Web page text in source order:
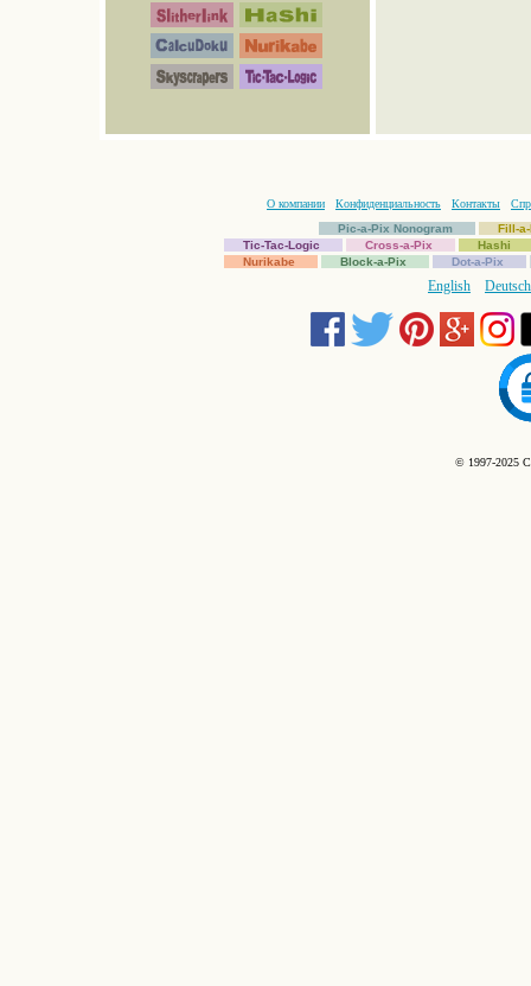
О компании Конфиденциальность Контакты
Pic-a-Pix Nonogram
Fill-
Tic-Tac-Logic
Cross-a-Pix
Hashi
Nurikabe
Block-a-Pix Dot-a-Pix
English Deutsch
© 1997-2025